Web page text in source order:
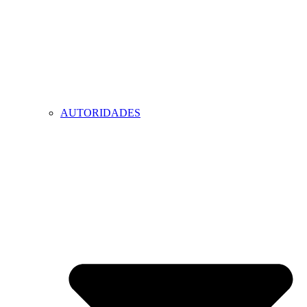
AUTORIDADES